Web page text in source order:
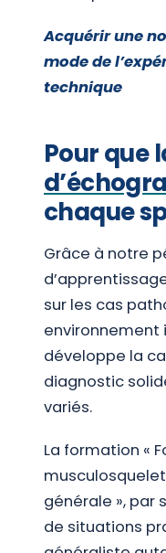
Acquérir une
mode de
technique
Pour que
chaque
Grâce à notre
sur les cas
environnement
développe la
diagnostic
variés.
La formation «
générale », par
de situations